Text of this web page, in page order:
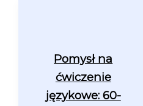
Pomysł na
ćwiczenie
językowe: 60-